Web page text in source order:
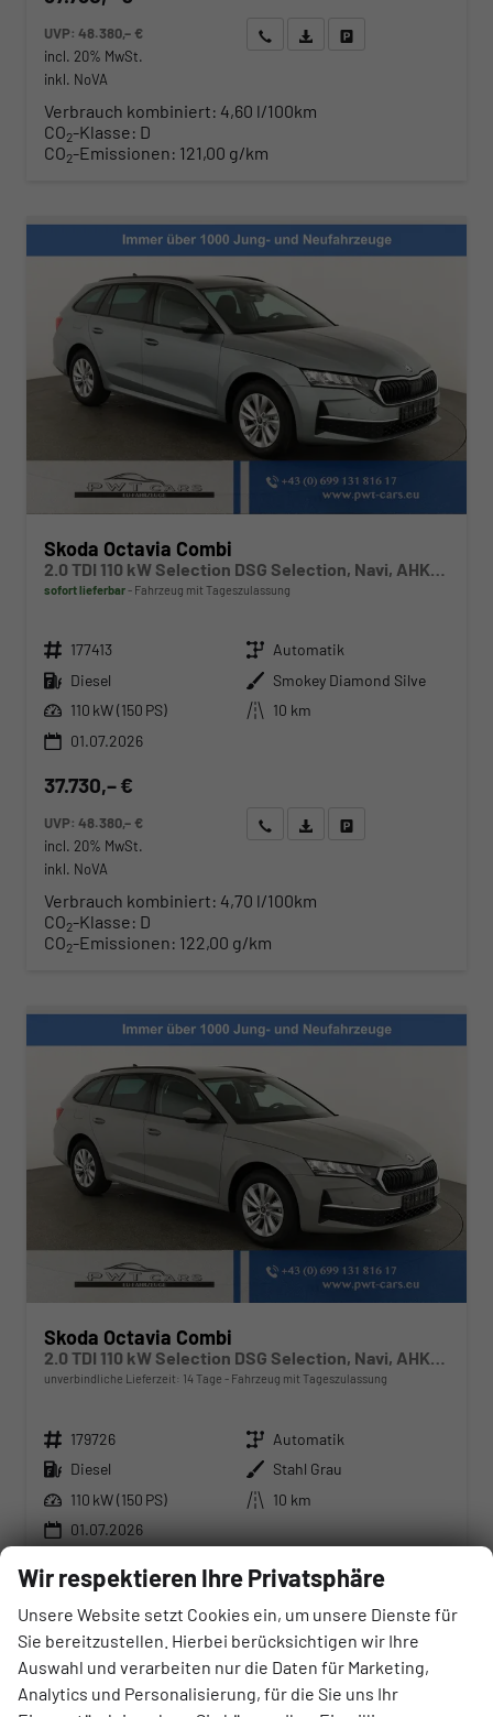
UVP:48.380,– €
incl. 20% MwSt.
inkl. NoVA
Wir rufen Sie anAngebot drucken (PDF)
Verbrauch kombiniert: 4,60 l/100km
CO2-Klasse: D
CO2-Emissionen: 121,00 g/km
Skoda Octavia Combi
sofort lieferbar Fahrzeug mit Tageszulassung
Fahrzeugnr. 177413 Getriebe Automatik
Kraftstoff Diesel Außenfarbe Smokey Diamond Silve
Leistung 110 kW (150 PS) Kilometerstand
10 km
01.07.2026
37.730,– €
UVP:48.380,– €
incl. 20% MwSt.
inkl. NoVA
Wir rufen Sie anAngebot drucken (PDF)
Verbrauch kombiniert: 4,70 l/100km
CO2-Klasse: D
CO2-Emissionen: 122,00 g/km
Skoda Octavia Combi
2.0 TDI 110 kW Selection DSG Selection, Navi, AHK, el. Klappe, 5-J Garantie
unverbindliche Lieferzeit: 14 Tage Fahrzeug mit Tageszulassung
Fahrzeugnr. 179726 Getriebe Automatik
Kraftstoff Diesel Außenfarbe Stahl Grau
Leistung 110 kW (150 PS) Kilometerstand
10 km
01.07.2026
37.730,– €
UVP:48.380,– €
incl. 20% MwSt.
Wir rufen Sie anAngebot drucken (PDF)
Fahrzeug parken
Verbrauch kombiniert:4,60 l/100km
CO
-Klasse:
Wir respektieren Ihre Privatsphäre
Unsere Website setzt Cookies ein, um unsere Dienste für
Sie bereitzustellen. Hierbei berücksichtigen wir Ihre
Auswahl und verarbeiten nur die Daten für Marketing,
Analytics und Personalisierung, für die Sie uns Ihr